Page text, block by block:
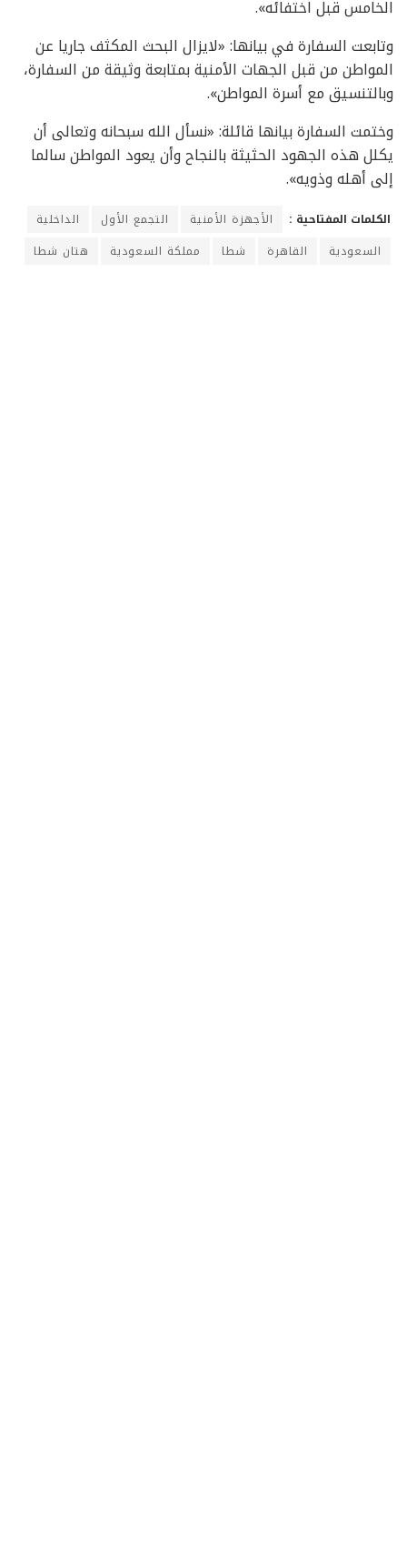
الخامس قبل اختفائه».
وتابعت السفارة في بيانها: «لايزال البحث المكثف جاريا عن
المواطن من قبل الجهات الأمنية بمتابعة وثيقة من السفارة،
وبالتنسيق مع أسرة المواطن».
وختمت السفارة بيانها قائلة: «نسأل الله سبحانه وتعالى أن
يكلل هذه الجهود الحثيثة بالنجاح وأن يعود المواطن سالما
إلى أهله وذويه».
الكلمات المفتاحية : الأجهزة الأمنية التجمع الأول
الداخلية
السعودية
القاهرة شطا مملكة السعودية هتان شطا